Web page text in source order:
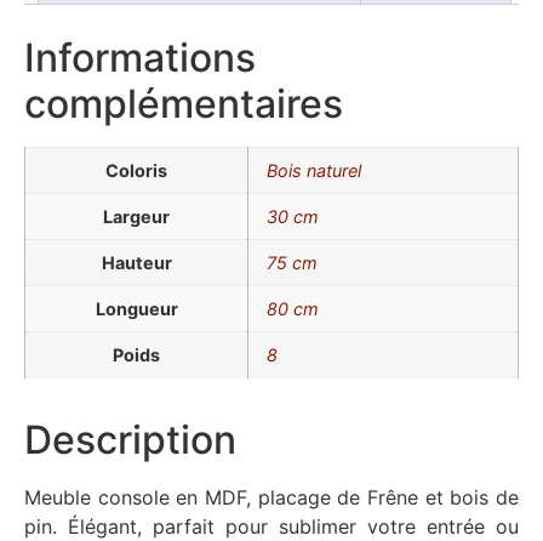
Informations
complémentaires
Coloris Bois naturel
Largeur 30 cm
Hauteur 75 cm
Longueur 80 cm
Poids 8
Description
Meuble console en MDF, placage de Frêne et bois de
pin. Élégant, parfait pour sublimer votre entrée ou